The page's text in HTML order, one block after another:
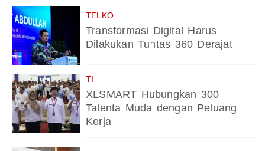
TELKO
Transformasi Digital Harus
Dilakukan Tuntas 360 Derajat
TI
XLSMART Hubungkan 300
Talenta Muda dengan Peluang
Kerja